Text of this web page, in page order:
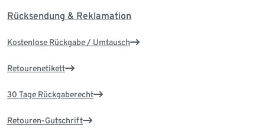
Rücksendung & Reklamation
Kostenlose Rückgabe / Umtausch
Retourenetikett
30 Tage Rückgaberecht
Retouren-Gutschrift